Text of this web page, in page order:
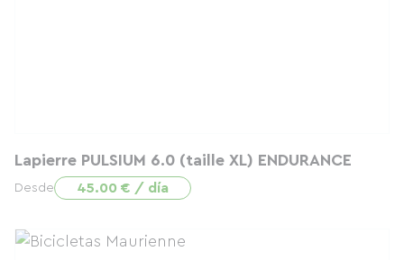
Lapierre PULSIUM 6.0 (taille XL) ENDURANCE
Desde 45.00 € / día